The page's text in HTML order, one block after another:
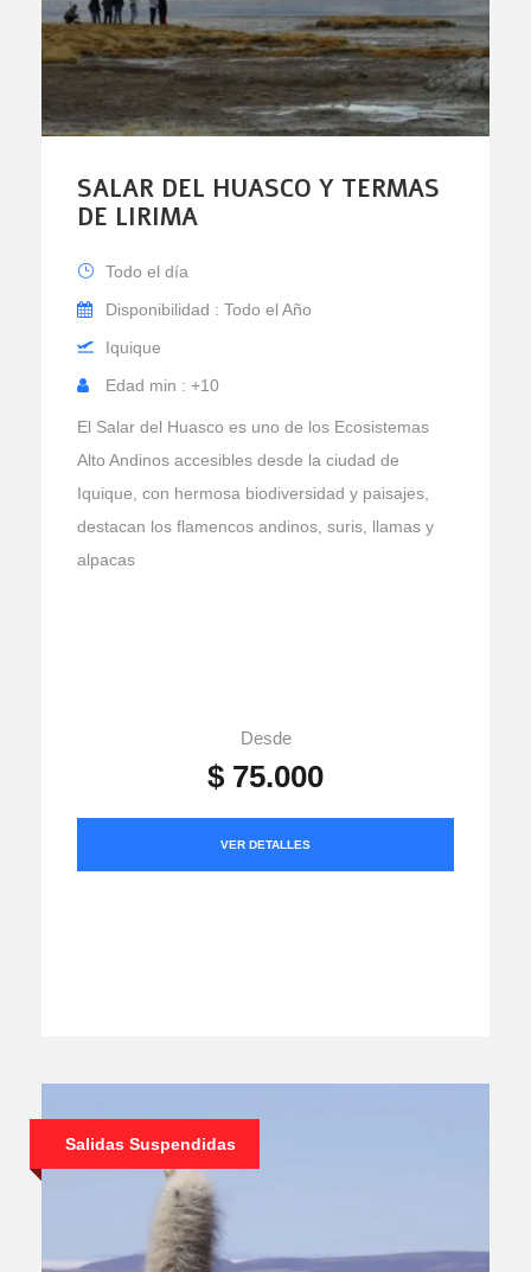
SALAR DEL HUASCO Y TERMAS
DE LIRIMA
Todo el día
Disponibilidad : Todo el Año
Iquique
Edad min : +10
El Salar del Huasco es uno de los Ecosistemas
Alto Andinos accesibles desde la ciudad de
Iquique, con hermosa biodiversidad y paisajes,
destacan los flamencos andinos, suris, llamas y
alpacas
Desde
$ 75.000
VER DETALLES
Salidas Suspendidas